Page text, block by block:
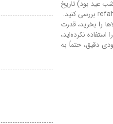
شب عید بود) تاریخ
کالاها را بخرید، قدرت
نکرده‌اید،
دقیق، حتماً به